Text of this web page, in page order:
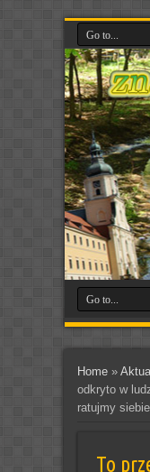
Home»
odkryto w
ratujmy
To